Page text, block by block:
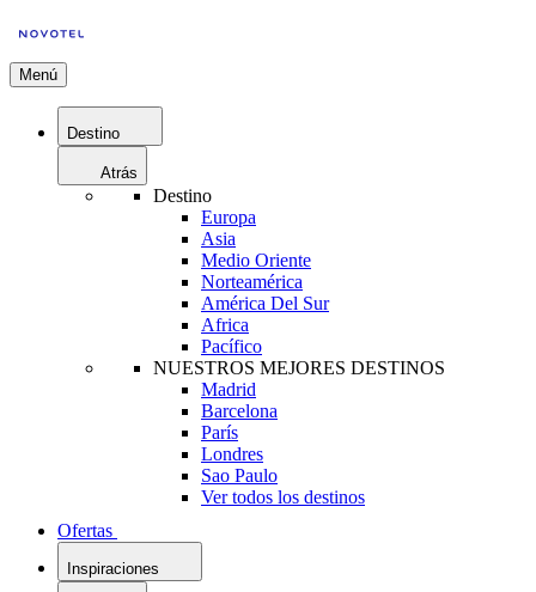
Menú
Destino
Atrás
Destino
Europa
Asia
Medio Oriente
Norteamérica
América Del Sur
Africa
Pacífico
NUESTROS MEJORES DESTINOS
Madrid
Barcelona
París
Londres
Sao Paulo
Ver todos los destinos
Ofertas
Inspiraciones